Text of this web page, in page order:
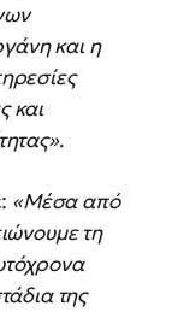
και η
και
.
«Μέσα από
τη
της